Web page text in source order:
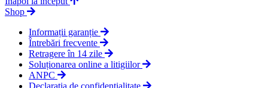
Shop
Informații garanție
Întrebări frecvente
Retragere în 14 zile
Soluționarea online a litigiilor
ANPC